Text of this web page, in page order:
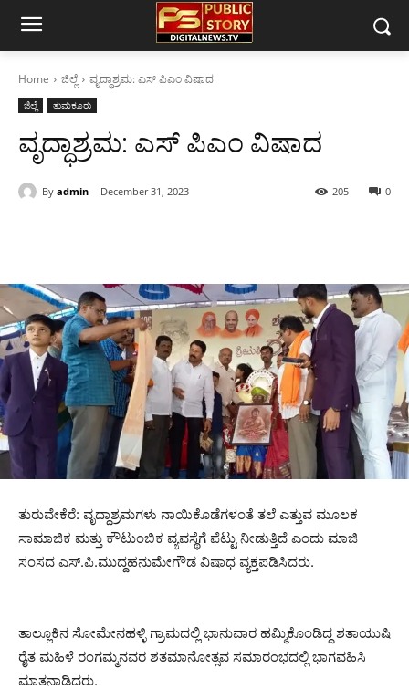
Home ಜಿಲ್ಲೆ ವೃದ್ಧಾಶ್ರಮ: ಎಸ್ ಪಿಎಂ ವಿಷಾದ
ಜಿಲ್ಲೆ ತುಮಕೂರು
ವೃದ್ಧಾಶ್ರಮ: ಎಸ್ ಪಿಎಂ ವಿಷಾದ
By admin December 31, 2023 0
205
ತುರುವೇಕೆರೆ: ವೃದ್ದಾಶ್ರಮಗಳು ನಾಯಿಕೊಡೆಗಳಂತೆ ತಲೆ ಎತ್ತುವ ಮೂಲಕ
ಸಾಮಾಜಿಕ ಮತ್ತು ಕೌಟುಂಬಿಕ ವ್ಯವಸ್ಥೆಗೆ ಪೆಟ್ಟು ನೀಡುತ್ತಿದೆ ಎಂದು ಮಾಜಿ
ಸಂಸದ ಎಸ್.ಪಿ.ಮುದ್ದಹನುಮೇಗೌಡ ವಿಷಾಧ ವ್ಯಕ್ತಪಡಿಸಿದರು.
ತಾಲ್ಲೂಕಿನ ಸೋಮೇನಹಳ್ಳಿ ಗ್ರಾಮದಲ್ಲಿ ಭಾನುವಾರ ಹಮ್ಮಿಕೊಂಡಿದ್ದ ಶತಾಯುಷಿ
ರೈತ ಮಹಿಳೆ ರಂಗಮ್ಮನವರ ಶತಮಾನೋತ್ಸವ ಸಮಾರಂಭದಲ್ಲಿ ಭಾಗವಹಿಸಿ
ಮಾತನಾಡಿದರು.